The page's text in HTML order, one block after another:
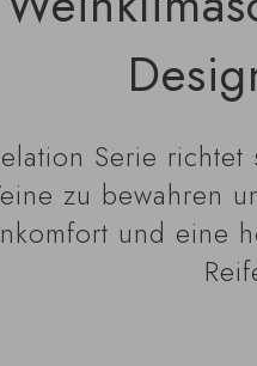
Serie
zu bewahren
und eine